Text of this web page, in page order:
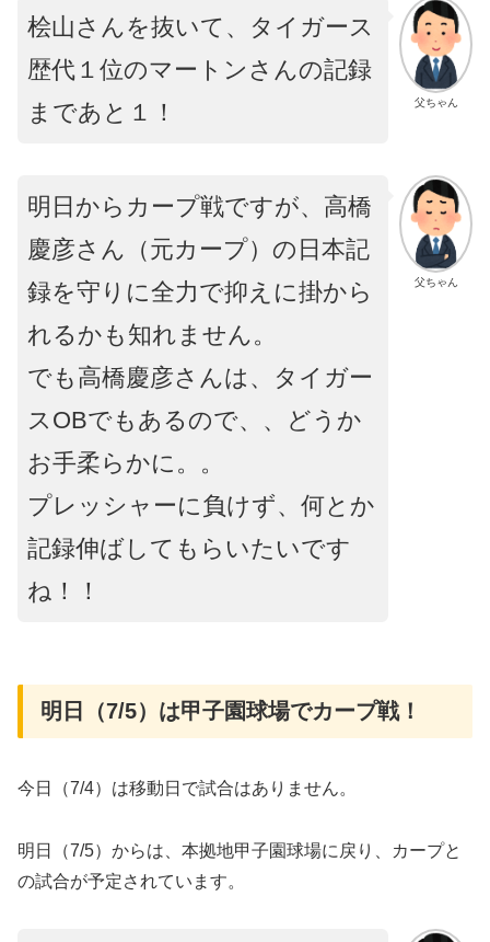
父ちゃん
桧山さんを抜いて、タイガース
歴代１位のマートンさんの記録
まであと１！
父ちゃん
明日からカープ戦ですが、高橋
慶彦さん（元カープ）の日本記
録を守りに全力で抑えに掛から
れるかも知れません。
でも高橋慶彦さんは、タイガー
スOBでもあるので、、どうか
お手柔らかに。。
プレッシャーに負けず、何とか
記録伸ばしてもらいたいです
ね！！
明日（7/5）は甲子園球場でカープ戦！
今日（7/4）は移動日で試合はありません。
明日（7/5）からは、本拠地甲子園球場に戻り、カープと
の試合が予定されています。